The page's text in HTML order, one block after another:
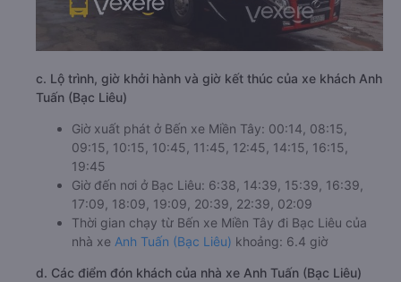
c. Lộ trình, giờ khởi hành và giờ kết thúc của xe khách Anh
Tuấn (Bạc Liêu)
Giờ xuất phát ở Bến xe Miền Tây: 00:14, 08:15,
09:15, 10:15, 10:45, 11:45, 12:45, 14:15, 16:15,
19:45
Giờ đến nơi ở Bạc Liêu: 6:38, 14:39, 15:39, 16:39,
17:09, 18:09, 19:09, 20:39, 22:39, 02:09
Thời gian chạy từ Bến xe Miền Tây đi Bạc Liêu của
nhà xe Anh Tuấn (Bạc Liêu) khoảng: 6.4 giờ
d. Các điểm đón khách của nhà xe Anh Tuấn (Bạc Liêu)